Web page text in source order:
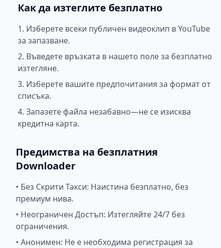
Как да изтеглите безплатно
1. Изберете всеки публичен видеоклип в YouTube
за запазване.
2. Въведете връзката в нашето поле за безплатно
изтегляне.
3. Изберете вашите предпочитания за формат от
списъка.
4. Запазете файла незабавно—не се изисква
кредитна карта.
Предимства на безплатния
Downloader
• Без Скрити Такси: Наистина безплатно, без
премиум нива.
• Неограничен Достъп: Изтегляйте 24/7 без
ограничения.
• Анонимен: Не е необходима регистрация за